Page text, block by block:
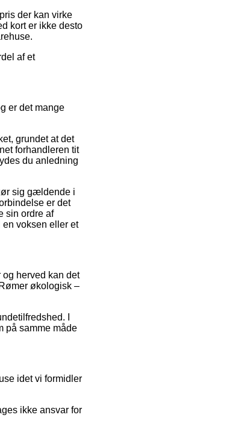
der kan virke
kort er ikke desto
af et
er det mange
grundet at det
forhandleren tit
du anledning
sig gældende i
er det
sin ordre af
voksen eller et
herved kan det
økologisk –
I
på samme måde
idet vi formidler
ikke ansvar for